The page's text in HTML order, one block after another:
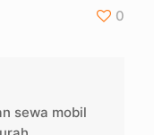
0
sewa mobil